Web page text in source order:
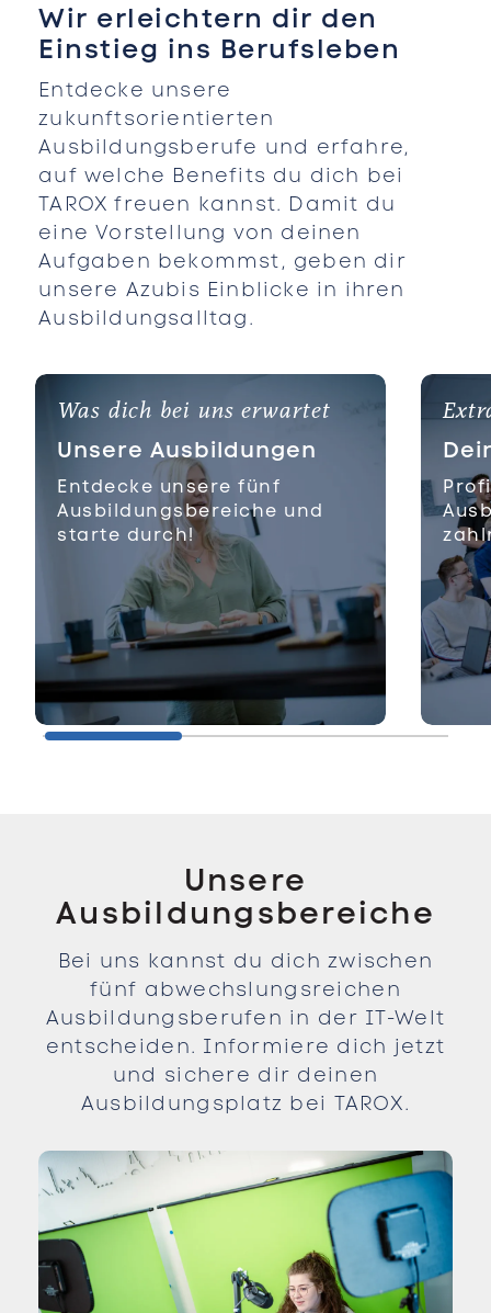
Wir erleichtern dir den
Einstieg ins Berufsleben
Entdecke unsere
zukunftsorientierten
Ausbildungsberufe und erfahre,
auf welche Benefits du dich bei
TAROX freuen kannst. Damit du
eine Vorstellung von deinen
Aufgaben bekommst, geben dir
unsere Azubis Einblicke in ihren
Ausbildungsalltag.
Was dich bei uns erwartet
Unsere Ausbildungen
Entdecke unsere fünf
Ausbildungsbereiche und
starte durch!
Unsere
Ausbildungsbereiche
Bei uns kannst du dich zwischen
fünf abwechslungsreichen
Ausbildungsberufen in der IT-Welt
entscheiden. Informiere dich jetzt
und sichere dir deinen
Ausbildungsplatz bei TAROX.